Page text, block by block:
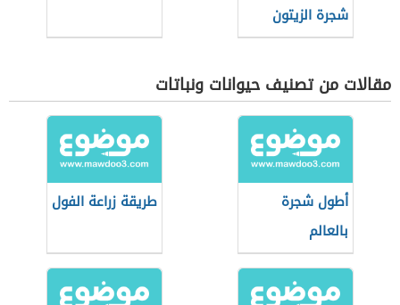
شجرة الزيتون
للأطفال
مقالات من تصنيف حيوانات ونباتات
أطول شجرة
بالعالم
طريقة زراعة الفول